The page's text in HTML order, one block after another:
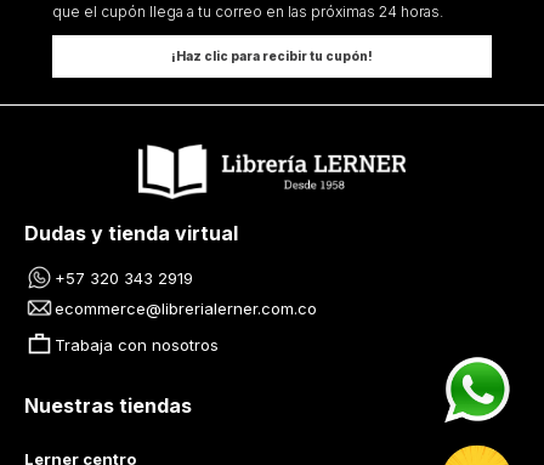
que el cupón llega a tu correo en las próximas 24 horas.
¡Haz clic para recibir tu cupón!
Dudas y tienda virtual
+57 320 343 2919
ecommerce@librerialerner.com.co
Trabaja con nosotros
Nuestras tiendas
Lerner centro